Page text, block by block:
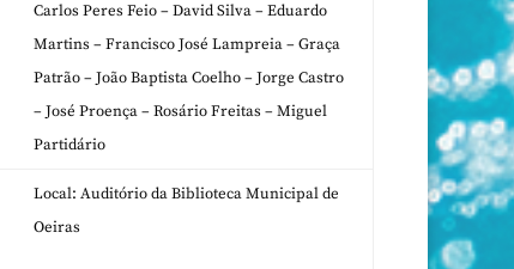
Carlos Peres Feio – David Silva – Eduardo
Martins – Francisco José Lampreia – Graça
Patrão – João Baptista Coelho – Jorge Castro
– José Proença – Rosário Freitas – Miguel
Partidário
Local: Auditório da Biblioteca Municipal de
Oeiras